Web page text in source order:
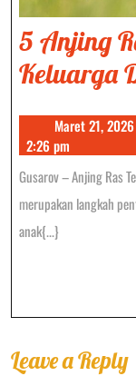
5 Anjing
Keluarga
Maret 21, 2026
2:26 pm
Gusarov – Anjing Ras
merupakan langkah
anak{...}
Leave a Reply